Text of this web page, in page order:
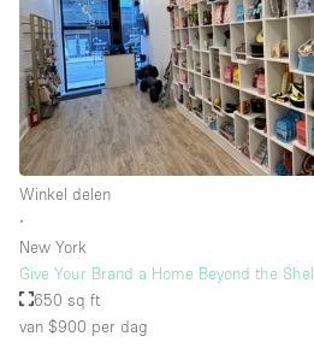
Winkel delen
∙
New York
Give Your Brand a Home Beyond the
650 sq ft
van $900 per dag